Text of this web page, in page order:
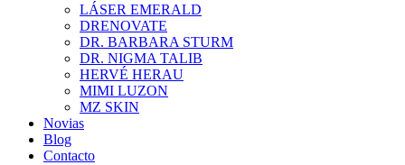
LÁSER EMERALD
DRENOVATE
DR. BARBARA STURM
DR. NIGMA TALIB
HERVÉ HERAU
MIMI LUZON
MZ SKIN
Novias
Blog
Contacto